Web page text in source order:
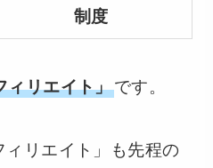
制度
ィリエイト」です。
リエイト」も先程の